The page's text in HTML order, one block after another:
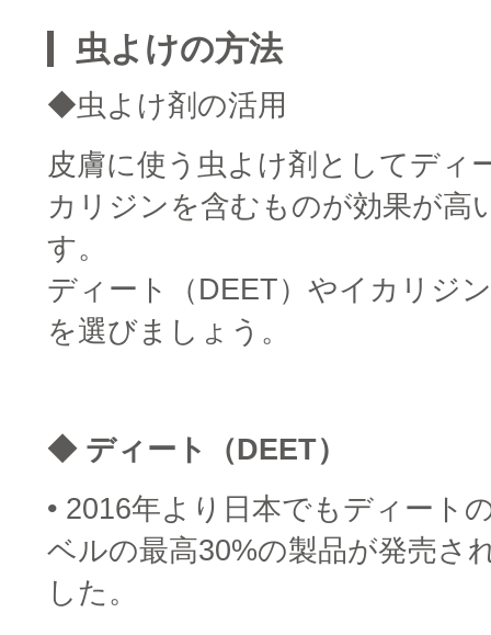
虫よけの方法
◆虫よけ剤の活用
皮膚に使う虫よけ剤としてディ
カリジンを含むものが効果が高
す。
ディート（DEET）やイカリジ
を選びましょう。
◆ ディート（DEET）
• 2016年より日本でもディート
ベルの最高30%の製品が発売さ
した。